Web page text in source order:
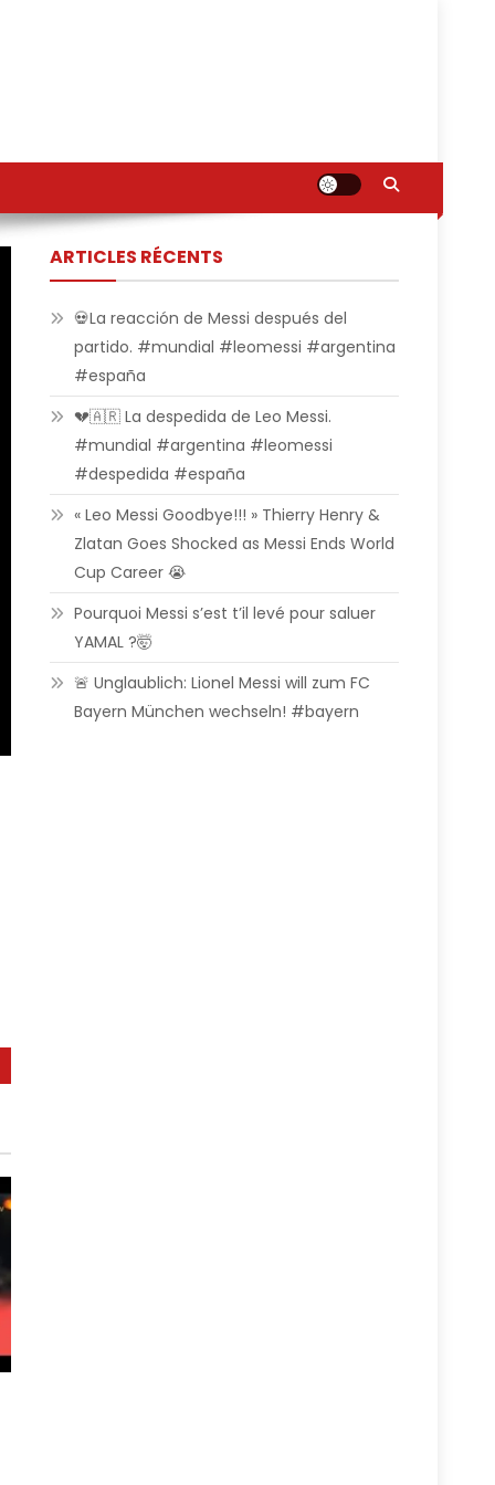
ARTICLES RÉCENTS
💀La reacción de Messi después del
partido. #mundial #leomessi #argentina
#españa
💔🇦🇷 La despedida de Leo Messi.
#mundial #argentina #leomessi
#despedida #españa
« Leo Messi Goodbye!!! » Thierry Henry &
Zlatan Goes Shocked as Messi Ends World
Cup Career 😭
Pourquoi Messi s’est t’il levé pour saluer
YAMAL ?🤯
🚨 Unglaublich: Lionel Messi will zum FC
Bayern München wechseln! #bayern